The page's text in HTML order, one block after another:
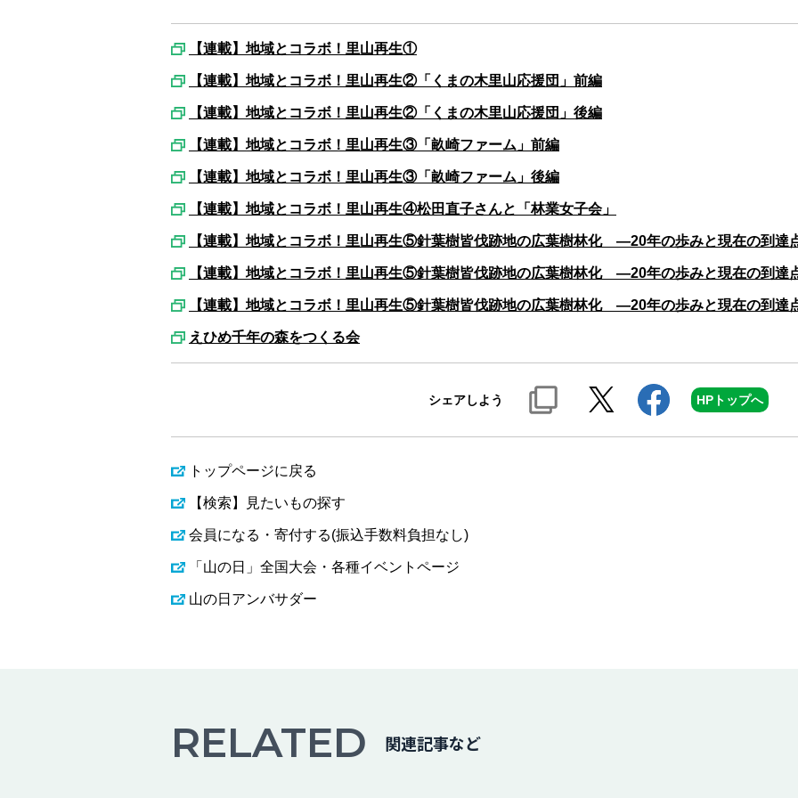
【連載】地域とコラボ！里山再生①
【連載】地域とコラボ！里山再生②「くまの木里山応援団」前編
【連載】地域とコラボ！里山再生②「くまの木里山応援団」後編
【連載】地域とコラボ！里山再生③「畝崎ファーム」前編
【連載】地域とコラボ！里山再生③「畝崎ファーム」後編
【連載】地域とコラボ！里山再生④松田直子さんと「林業女子会」
【連載】地域とコラボ！里山再生⑤針葉樹皆伐跡地の広葉樹林化 ―20年の歩みと現在の到達
【連載】地域とコラボ！里山再生⑤針葉樹皆伐跡地の広葉樹林化 ―20年の歩みと現在の到達
【連載】地域とコラボ！里山再生⑤針葉樹皆伐跡地の広葉樹林化 ―20年の歩みと現在の到達
えひめ千年の森をつくる会
シェアしよう HPトップへ
トップページに戻る
【検索】見たいもの探す
会員になる・寄付する(振込手数料負担なし)
「山の日」全国大会・各種イベントページ
山の日アンバサダー
RELATED 関連記事など